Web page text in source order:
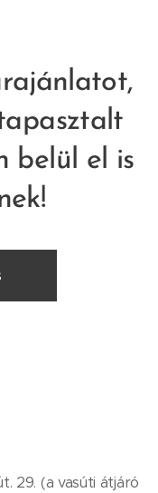
belül el is
29. (a vasúti átjáró